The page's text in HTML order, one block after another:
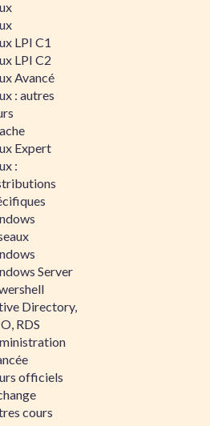
LPI C1
LPI C2
Avancé
: autres
Expert
:
Server
Directory,
RDS
officiels
cours